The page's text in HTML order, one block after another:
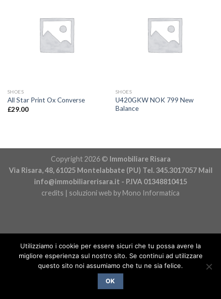
SHOES
All Star Print Ox Converse
£29.00
SHOES
U420GKW NOK 799 New
Balance
Copyright 2026 © Immobiliare Risara
Via Risara, 48, 61025 Montelabbate (PU) Tel. 345.3017057 Mail
info@immobiliarerisara.it - P.IVA 01348810415
credits | soluzioni web by Mono Informatica
Utilizziamo i cookie per essere sicuri che tu possa avere la
migliore esperienza sul nostro sito. Se continui ad utilizzare
questo sito noi assumiamo che tu ne sia felice.
OK